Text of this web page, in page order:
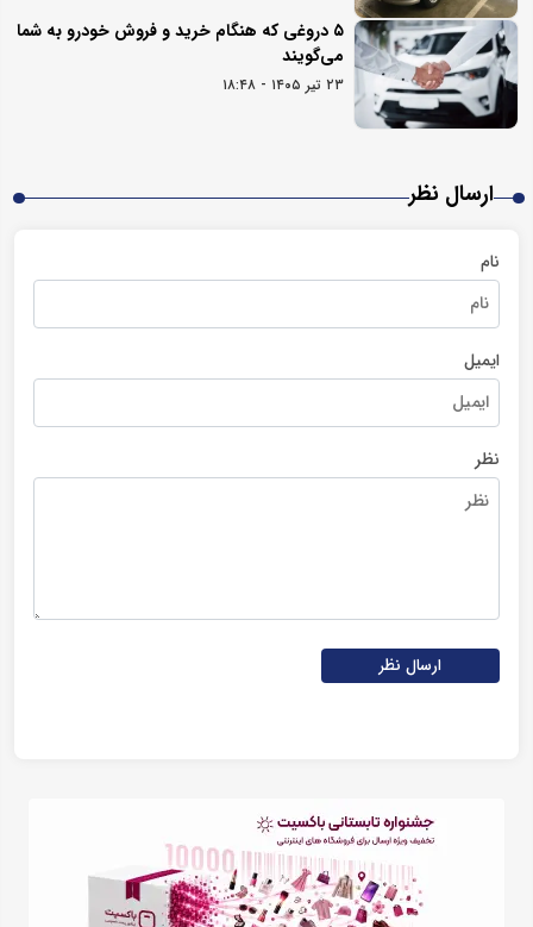
۵ دروغی که هنگام خرید و فروش خودرو به شما
می‌گویند
۲۳ تیر ۱۴۰۵ - ۱۸:۴۸
ارسال نظر
نام
ایمیل
نظر
ارسال نظر